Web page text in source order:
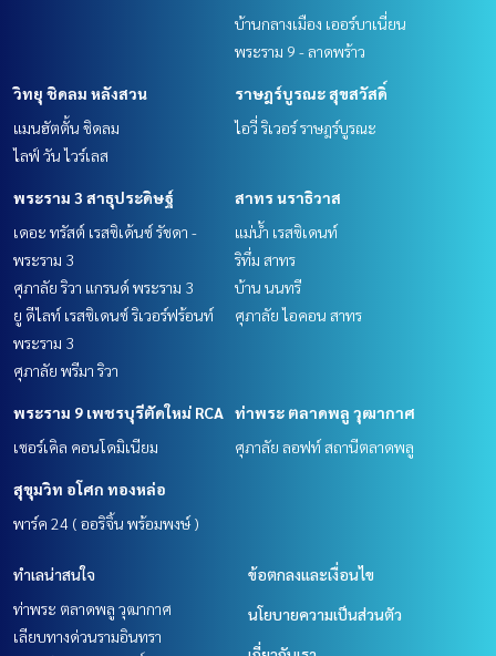
บ้านกลางเมือง เออร์บาเนี่ยน
พระราม 9 - ลาดพร้าว
วิทยุ ชิดลม หลังสวน
แมนฮัตตั้น ชิดลม
ไลฟ์ วัน ไวร์เลส
ราษฎร์บูรณะ สุขสวัสดิ์
ไอวี่ ริเวอร์ ราษฎร์บูรณะ
พระราม 3 สาธุประดิษฐ์
เดอะ ทรัสต์ เรสซิเด้นซ์ รัชดา -
พระราม 3
ศุภาลัย ริวา แกรนด์ พระราม 3
ยู ดีไลท์ เรสซิเดนซ์ ริเวอร์ฟร้อนท์
พระราม 3
ศุภาลัย พรีมา ริวา
สาทร นราธิวาส
แม่น้ำ เรสซิเดนท์
ริทึ่ม สาทร
บ้าน นนทรี
ศุภาลัย ไอคอน สาทร
พระราม 9 เพชรบุรีตัดใหม่ RCA
เซอร์เคิล คอนโดมิเนียม
ท่าพระ ตลาดพลู วุฒากาศ
ศุภาลัย ลอฟท์ สถานีตลาดพลู
สุขุมวิท อโศก ทองหล่อ
พาร์ค 24 ( ออริจิ้น พร้อมพงษ์ )
ทำเลน่าสนใจ
ท่าพระ ตลาดพลู วุฒากาศ
เลียบทางด่วนรามอินทรา
ข้อตกลงและเงื่อนไข
นโยบายความเป็นส่วนตัว